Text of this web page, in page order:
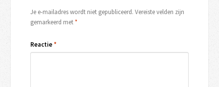
Je e-mailadres wordt niet gepubliceerd. Vereiste velden zijn
gemarkeerd met*
Reactie*